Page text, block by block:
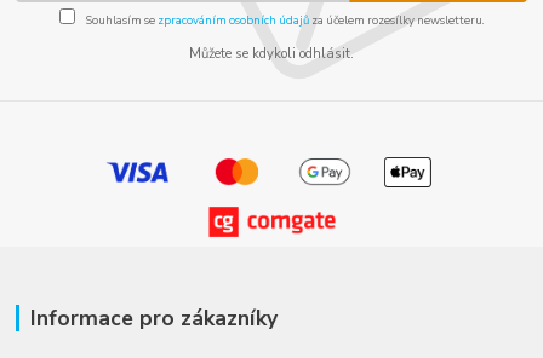
Souhlasím se zpracováním osobních údajůza účelem rozesílky newsletteru.
Můžete se kdykoli odhlásit.
Informace pro zákazníky